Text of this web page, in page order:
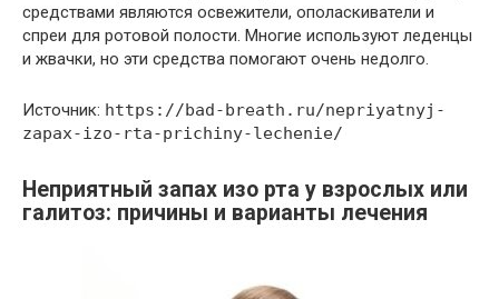
средствами являются освежители, ополаскиватели и
спреи для ротовой полости. Многие используют леденцы
и жвачки, но эти средства помогают очень недолго.
Источник: https://bad-breath.ru/nepriyatnyj-
zapax-izo-rta-prichiny-lechenie/
Неприятный запах изо рта у взрослых или
галитоз: причины и варианты лечения